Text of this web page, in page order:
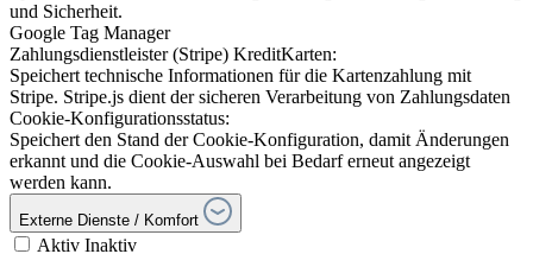
und Sicherheit.
Google Tag Manager
Zahlungsdienstleister (Stripe) KreditKarten:
Speichert technische Informationen für die Kartenzahlung mit
Stripe. Stripe.js dient der sicheren Verarbeitung von Zahlungsdaten
Cookie-Konfigurationsstatus:
Speichert den Stand der Cookie-Konfiguration, damit Änderungen
erkannt und die Cookie-Auswahl bei Bedarf erneut angezeigt
werden kann.
Externe Dienste / Komfort
Aktiv Inaktiv